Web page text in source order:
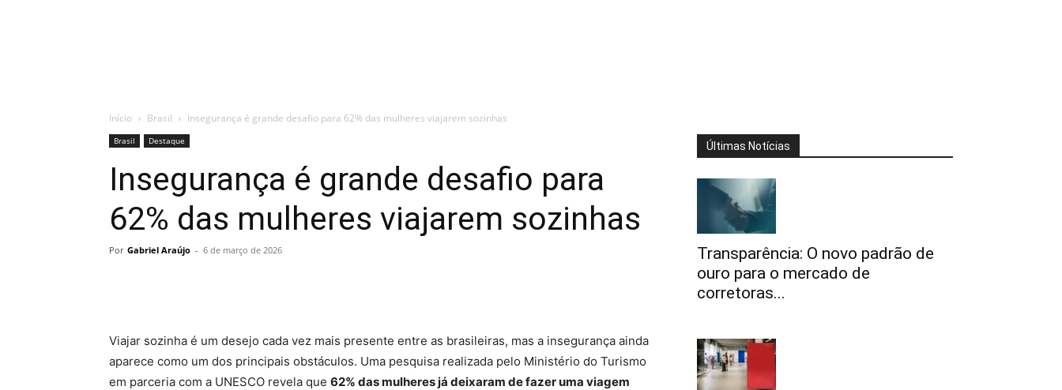
Início Brasil Insegurança é grande desafio para 62% das mulheres viajarem sozinhas
Brasil Destaque
Insegurança é grande desafio para
62% das mulheres viajarem sozinhas
Por Gabriel Araújo - 6 de março de 2026
Viajar sozinha é um desejo cada vez mais presente entre as brasileiras, mas a insegurança ainda
aparece como um dos principais obstáculos. Uma pesquisa realizada pelo Ministério do Turismo
em parceria com a UNESCO revela que 62% das mulheres já deixaram de fazer uma viagem
Últimas Notícias
Transparência: O novo padrão de
ouro para o mercado de
corretoras...